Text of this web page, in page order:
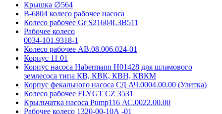
Крышка ∅564
В-6804 колесо рабочее насоса
Колесо рабочее Gr S21604L3B511
Рабочее колесо
0034-101.9318-1
Колесо рабочее АВ.08.006.024-01
Корпус 11.01
Корпус насоса Habermann H01428 для шламового
землесоса типа КВ, КВК, КВН, КВКМ
Корпус фекального насоса СД АЧ.0004.00.00 (Улитка)
Колесо рабочее FLYGT CZ 3531
Крыльчатка насоса Pump116 АС.0022.00.00
Рабочее колесо 1320-00-10А -01